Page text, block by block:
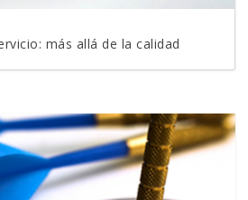
más allá de la calidad